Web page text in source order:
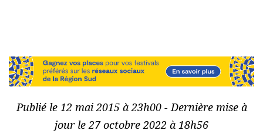
Publié le 12 mai 2015 à 23h00 - Dernière mise à
jour le 27 octobre 2022 à 18h56